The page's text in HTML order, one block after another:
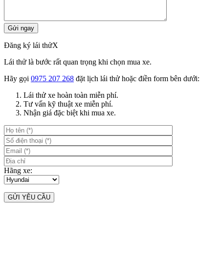
Đăng ký lái thửX
Lái thử là bước rất quan trọng khi chọn mua xe.
Hãy gọi 0975 207 268 đặt lịch lái thử hoặc điền form bên dưới:
Lái thử xe hoàn toàn miễn phí.
Tư vấn kỹ thuật xe miễn phí.
Nhận giá đặc biệt khi mua xe.
Hãng xe: